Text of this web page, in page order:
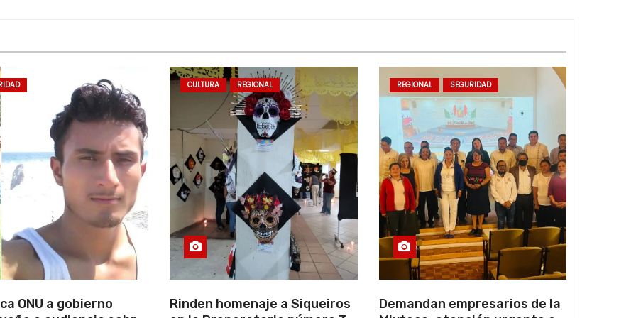
ONU a gobierno
CULTURA REGIONAL
Rinden homenaje a Siqueiros
REGIONAL SEGURIDAD
Demandan empresarios de la